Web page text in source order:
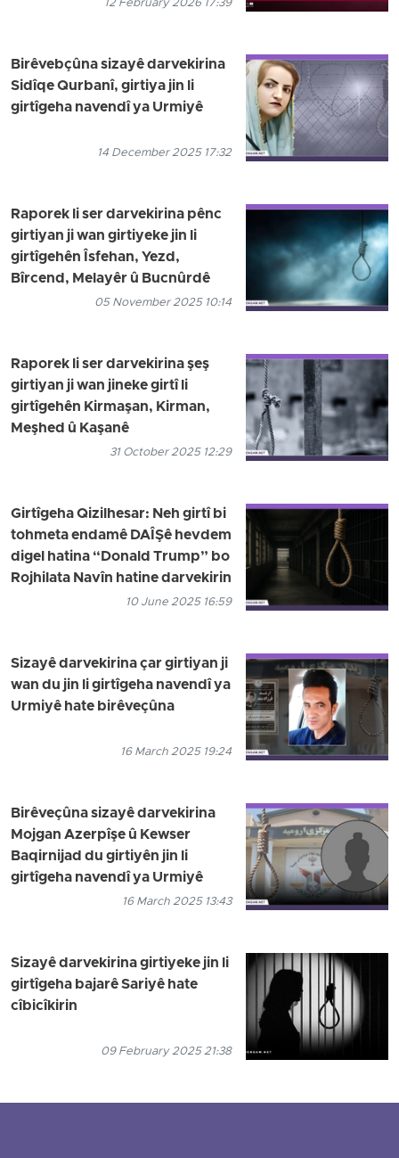
12 February 2026 17:39
Birêvebçûna sizayê darvekirina
Sidîqe Qurbanî, girtiya jin li
girtîgeha navendî ya Urmiyê
14 December 2025 17:32
Raporek li ser darvekirina pênc
girtiyan ji wan girtiyeke jin li
girtîgehên Îsfehan, Yezd,
Bîrcend, Melayêr û Bucnûrdê
05 November 2025 10:14
Raporek li ser darvekirina şeş
girtiyan ji wan jineke girtî li
girtîgehên Kirmaşan, Kirman,
Meşhed û Kaşanê
31 October 2025 12:29
Girtîgeha Qizilhesar: Neh girtî bi
tohmeta endamê DAÎŞê hevdem
digel hatina “Donald Trump” bo
Rojhilata Navîn hatine darvekirin
10 June 2025 16:59
Sizayê darvekirina çar girtiyan ji
wan du jin li girtîgeha navendî ya
Urmiyê hate birêveçûna
16 March 2025 19:24
Birêveçûna sizayê darvekirina
Mojgan Azerpîşe û Kewser
Baqirnijad du girtiyên jin li
girtîgeha navendî ya Urmiyê
16 March 2025 13:43
Sizayê darvekirina girtiyeke jin li
girtîgeha bajarê Sariyê hate
cîbicîkirin
09 February 2025 21:38